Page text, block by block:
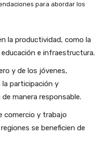
para abordar los
la productividad, como la
e infraestructura.
y de los jóvenes,
participación y
manera responsable.
comercio y trabajo
se beneficien de